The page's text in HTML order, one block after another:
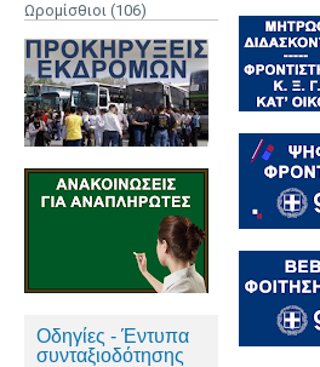
Ωρομίσθιοι (106)
Οδηγίες - Έντυπα
συνταξιοδότησης